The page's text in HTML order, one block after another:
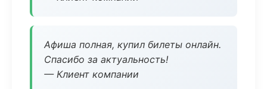
Афиша полная, купил билеты онлайн.
Спасибо за актуальность!
— Клиент компании